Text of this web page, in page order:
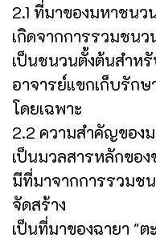
2.1 ที่มาของมหาชนว
เกิดจากการรวมชน
เป็นชนวนตั้งต้นสำห
อาจารย์แขกเก็บรักษ
โดยเฉพาะ
2.2 ความสำคัญของ
เป็นมวลสารหลักขอ
มีที่มาจากการรวมช
จัดสร้าง
เป็นที่มาของฉายา "